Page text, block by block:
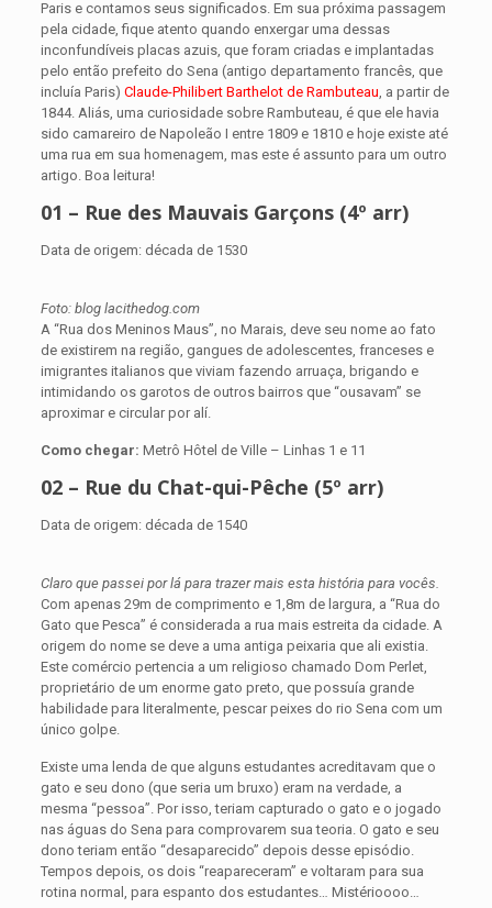
Paris e contamos seus significados. Em sua próxima passagem
pela cidade, fique atento quando enxergar uma dessas
inconfundíveis placas azuis, que foram criadas e implantadas
pelo então prefeito do Sena (antigo departamento francês, que
incluía Paris) Claude-Philibert Barthelot de Rambuteau , a partir de
1844. Aliás, uma curiosidade sobre Rambuteau, é que ele havia
sido camareiro de Napoleão I entre 1809 e 1810 e hoje existe até
uma rua em sua homenagem, mas este é assunto para um outro
artigo. Boa leitura!
01 – Rue des Mauvais Garçons (4º arr)
Data de origem: década de 1530
Foto: blog lacithedog.com
A “Rua dos Meninos Maus”, no Marais, deve seu nome ao fato
de existirem na região, gangues de adolescentes, franceses e
imigrantes italianos que viviam fazendo arruaça, brigando e
intimidando os garotos de outros bairros que “ousavam” se
aproximar e circular por alí.
Como chegar: Metrô Hôtel de Ville – Linhas 1 e 11
02 – Rue du Chat-qui-Pêche (5º arr)
Data de origem: década de 1540
Claro que passei por lá para trazer mais esta história para vocês.
Com apenas 29m de comprimento e 1,8m de largura, a “Rua do
Gato que Pesca” é considerada a rua mais estreita da cidade. A
origem do nome se deve a uma antiga peixaria que ali existia.
Este comércio pertencia a um religioso chamado Dom Perlet,
proprietário de um enorme gato preto, que possuía grande
habilidade para literalmente, pescar peixes do rio Sena com um
único golpe.
Existe uma lenda de que alguns estudantes acreditavam que o
gato e seu dono (que seria um bruxo) eram na verdade, a
mesma “pessoa”. Por isso, teriam capturado o gato e o jogado
nas águas do Sena para comprovarem sua teoria. O gato e seu
dono teriam então “desaparecido” depois desse episódio.
Tempos depois, os dois “reapareceram” e voltaram para sua
rotina normal, para espanto dos estudantes… Mistérioooo…